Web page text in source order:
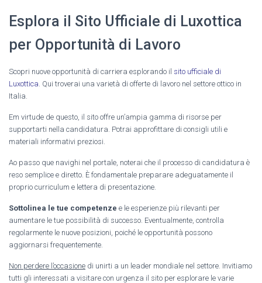
Esplora il Sito Ufficiale di Luxottica
per Opportunità di Lavoro
Scopri nuove opportunità di carriera esplorando il sito ufficiale di
Luxottica . Qui troverai una varietà di offerte di lavoro nel settore ottico in
Italia.
Em virtude de questo, il sito offre un’ampia gamma di risorse per
supportarti nella candidatura. Potrai approfittare di consigli utili e
materiali informativi preziosi.
Ao passo que navighi nel portale, noterai che il processo di candidatura è
reso semplice e diretto. È fondamentale preparare adeguatamente il
proprio curriculum e lettera di presentazione.
Sottolinea le tue competenze e le esperienze più rilevanti per
aumentare le tue possibilità di successo. Eventualmente, controlla
regolarmente le nuove posizioni, poiché le opportunità possono
aggiornarsi frequentemente.
Non perdere l’occasione di unirti a un leader mondiale nel settore. Invitiamo
tutti gli interessati a visitare con urgenza il sito per esplorare le varie